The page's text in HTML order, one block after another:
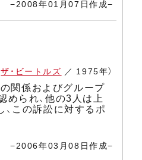
−2008年01月07日作成−
ザ・ビートルズ ／ 1975年）
関係およびグループ
められ、他の3人は上
この訴訟に対するポ
−2006年03月08日作成−